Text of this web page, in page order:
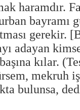
haramdır.
bayramı
gerekir.
adayan
kılar.
mekruh
bulunsa,